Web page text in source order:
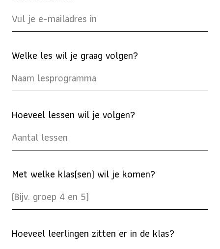
Welke les wil je graag volgen?
Hoeveel lessen wil je volgen?
Met welke klas(sen) wil je komen?
Hoeveel leerlingen zitten er in de klas?